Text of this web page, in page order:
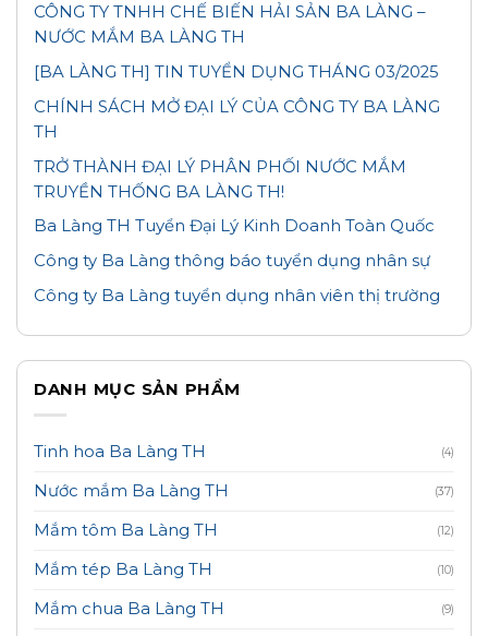
CÔNG TY TNHH CHẾ BIẾN HẢI SẢN BA LÀNG –
NƯỚC MẮM BA LÀNG TH
[BA LÀNG TH] TIN TUYỂN DỤNG THÁNG 03/2025
CHÍNH SÁCH MỞ ĐẠI LÝ CỦA CÔNG TY BA LÀNG
TH
TRỞ THÀNH ĐẠI LÝ PHÂN PHỐI NƯỚC MẮM
TRUYỀN THỐNG BA LÀNG TH!
Ba Làng TH Tuyển Đại Lý Kinh Doanh Toàn Quốc
Công ty Ba Làng thông báo tuyển dụng nhân sự
Công ty Ba Làng tuyển dụng nhân viên thị trường
DANH MỤC SẢN PHẨM
Tinh hoa Ba Làng TH (4)
Nước mắm Ba Làng TH (37)
Mắm tôm Ba Làng TH (12)
Mắm tép Ba Làng TH (10)
Mắm chua Ba Làng TH (9)